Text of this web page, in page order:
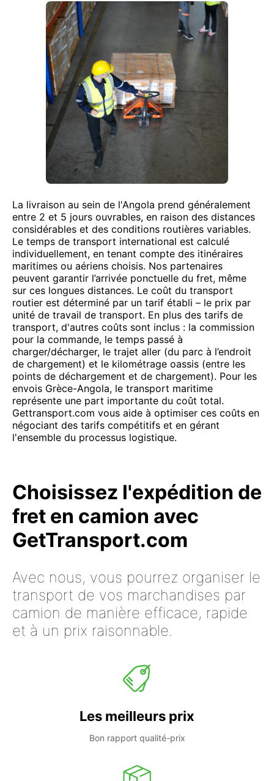
La livraison au sein de l'Angola prend généralement
entre 2 et 5 jours ouvrables, en raison des distances
considérables et des conditions routières variables.
Le temps de transport international est calculé
individuellement, en tenant compte des itinéraires
maritimes ou aériens choisis. Nos partenaires
peuvent garantir l’arrivée ponctuelle du fret, même
sur ces longues distances. Le coût du transport
routier est déterminé par un tarif établi – le prix par
unité de travail de transport. En plus des tarifs de
transport, d'autres coûts sont inclus : la commission
pour la commande, le temps passé à
charger/décharger, le trajet aller (du parc à l’endroit
de chargement) et le kilométrage oassis (entre les
points de déchargement et de chargement). Pour les
envois Grèce-Angola, le transport maritime
représente une part importante du coût total.
Gettransport.com vous aide à optimiser ces coûts en
négociant des tarifs compétitifs et en gérant
l'ensemble du processus logistique.
Choisissez l'expédition de
fret en camion avec
GetTransport.com
Avec nous, vous pourrez organiser le
transport de vos marchandises par
camion de manière efficace, rapide
et à un prix raisonnable.
Les meilleurs prix
Bon rapport qualité-prix